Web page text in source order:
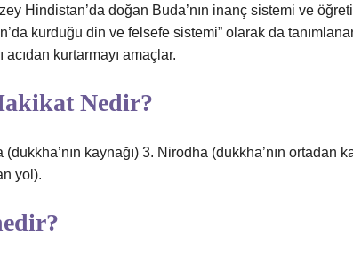
Hindistan’da doğan Buda’nın inanç sistemi ve
kurduğu din ve felsefe sistemi” olarak da
kurtarmayı amaçlar.
Nedir?
kaynağı) 3. Nirodha (dukkha’nın ortadan
yol).